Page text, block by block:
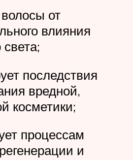
от
влияния
света;
последствия
вредной,
косметики;
процессам
и